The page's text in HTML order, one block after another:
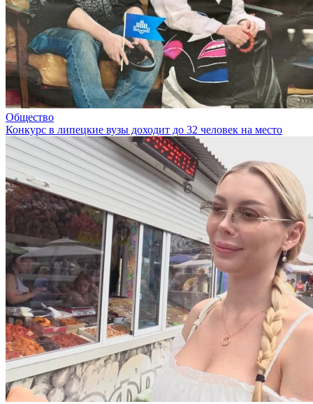
Общество
Конкурс в липецкие вузы доходит до 32 человек на место